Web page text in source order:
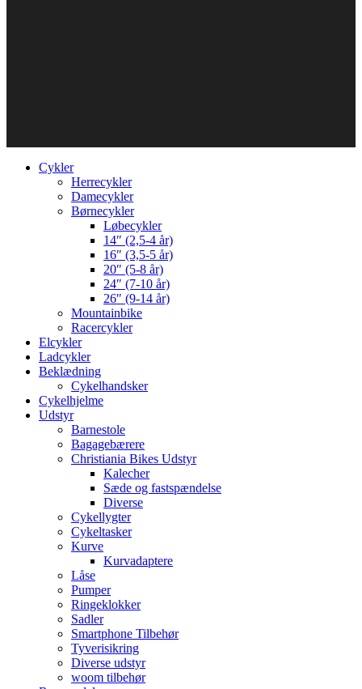
Cykler
Herrecykler
Damecykler
Børnecykler
Løbecykler
14″ (2,5-4 år)
16″ (3,5-5 år)
20″ (5-8 år)
24″ (7-10 år)
26″ (9-14 år)
Mountainbike
Racercykler
Elcykler
Ladcykler
Beklædning
Cykelhandsker
Cykelhjelme
Udstyr
Barnestole
Bagagebærere
Christiania Bikes Udstyr
Kalecher
Sæde og fastspændelse
Diverse
Cykellygter
Cykeltasker
Kurve
Kurvadaptere
Låse
Pumper
Ringeklokker
Sadler
Smartphone Tilbehør
Tyverisikring
Diverse udstyr
woom tilbehør